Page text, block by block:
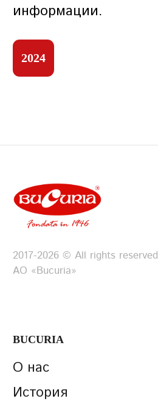
информации.
2024
2017-2026 © All rights reserved
АО «Bucuria»
BUCURIA
О нас
История